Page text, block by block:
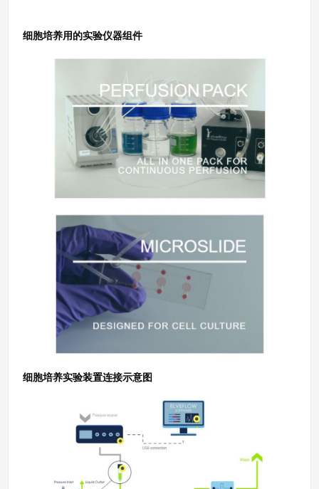
细胞培养用的实验仪器组件
细胞培养实验装置连接示意图